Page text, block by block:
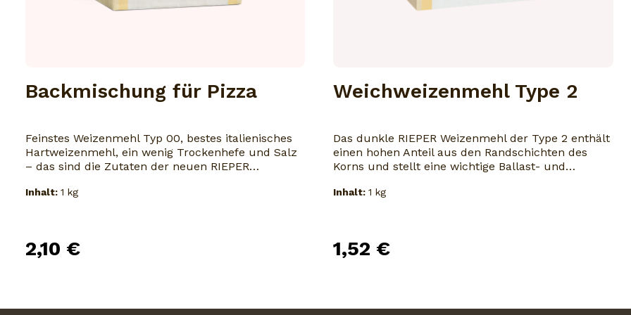
Backmischung für Pizza
Feinstes Weizenmehl Typ 00, bestes italienisches
Hartweizenmehl, ein wenig Trockenhefe und Salz
– das sind die Zutaten der neuen RIEPER
Schuß Olivenöl werden benötigt um in kurzer Zeit
gentechnisch nicht veränderten Zutaten und ist
aufbrauchen.
Inhalt: 1 kg
2,10 €
Weichweizenmehl Type 2
Das dunkle RIEPER Weizenmehl der Type 2 enthält
einen hohen Anteil aus den Randschichten des
Korns und stellt eine wichtige Ballast- und
Dank der feinen Struktur lässt es sich leicht
zur Lagerung: Kühl und trocken lagern.
Inhalt:1 kg
1,52 €